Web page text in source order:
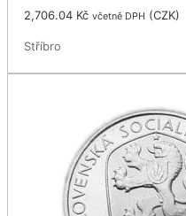
2,706.04 Kč včetně DPH (CZK)
Stříbro